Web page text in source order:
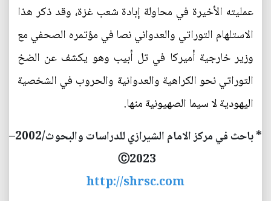
عمليته الأخيرة في محاولة إبادة شعب غزة، وقد ذكر هذا
الاستلهام التوراتي والعدواني نصا في مؤتمره الصحفي مع
وزير خارجية أميركا في تل أبيب وهو يكشف عن الضخ
التوراتي نحو الكراهية والعدوانية والحروب في الشخصية
اليهودية لا سيما الصهيونية منها.
* باحث في مركز الامام الشيرازي للدراسات والبحوث/2002–
Ⓒ2023
http://shrsc.com